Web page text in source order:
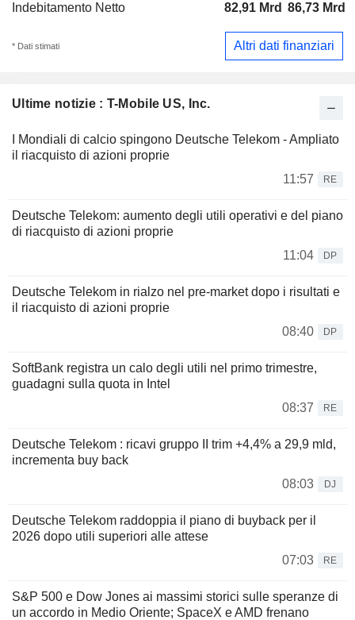
Ultime notizie : T-Mobile US, Inc.
I Mondiali di calcio spingono Deutsche Telekom - Ampliato
il riacquisto di azioni proprie
11:57
RE
Deutsche Telekom: aumento degli utili operativi e del piano
di riacquisto di azioni proprie
11:04
DP
Deutsche Telekom in rialzo nel pre-market dopo i risultati e
il riacquisto di azioni proprie
08:40
DP
SoftBank registra un calo degli utili nel primo trimestre,
guadagni sulla quota in Intel
08:37
RE
Deutsche Telekom : ricavi gruppo II trim +4,4% a 29,9 mld,
incrementa buy back
08:03
DJ
Deutsche Telekom raddoppia il piano di buyback per il
2026 dopo utili superiori alle attese
07:03
RE
S&P 500 e Dow Jones ai massimi storici sulle speranze di
un accordo in Medio Oriente; SpaceX e AMD frenano
Indebitamento Netto
82,91 Mrd 86,73 Mrd
* Dati stimati Altri dati finanziari